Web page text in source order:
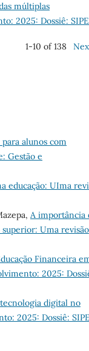
múltiplas
2025: Dossiê:
1-10 of 138
alunos com
Gestão e
educação: UIma
A importância
Uma revisão
Financeira
2025:
digital no
2025: Dossiê: